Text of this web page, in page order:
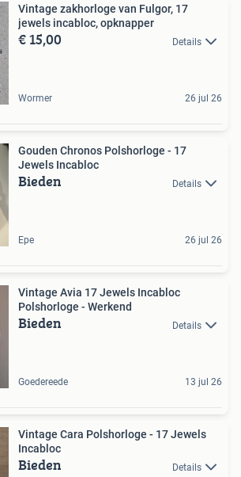
Vintage zakhorloge van Fulgor, 17
jewels incabloc, opknapper
€ 15,00 Details
Wormer 26 jul 26
Gouden Chronos Polshorloge - 17
Jewels Incabloc
Bieden Details
Epe 26 jul 26
Vintage Avia 17 Jewels Incabloc
Polshorloge - Werkend
Bieden Details
Goedereede 13 jul 26
Vintage Cara Polshorloge - 17 Jewels
Incabloc
Bieden Details